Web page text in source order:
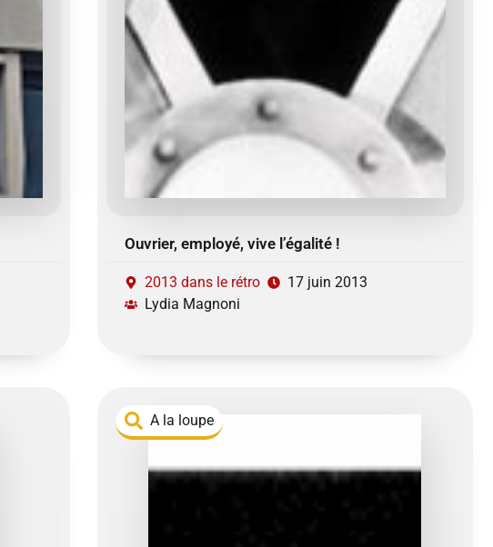
Ouvrier, employé, vive l’égalité !
2013 dans le rétro
17 juin 2013
Lydia Magnoni
A la loupe